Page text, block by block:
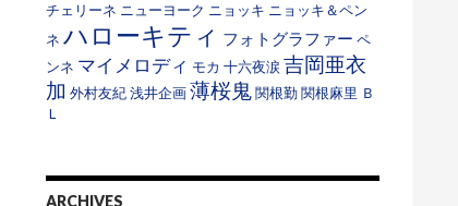
チェリーネ ニューヨーク ニョッキ ニョッキ＆ペン
ネ ハローキティ フォトグラファー ペ
ンネ マイメロディ モカ 十六夜涙 吉岡亜衣
加 外村友紀浅井企画薄桜鬼関根勤関根麻里 Ｂ
Ｌ
ARCHIVES